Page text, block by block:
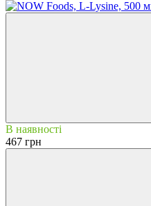
В наявності
467 грн